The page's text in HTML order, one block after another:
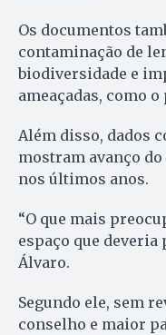
Os documentos
contaminação de
biodiversidade e
ameaçadas, como
Além disso, dados
mostram avanço
nos últimos anos.
“O que mais
espaço que deveria
Álvaro.
Segundo ele, sem
conselho e maior